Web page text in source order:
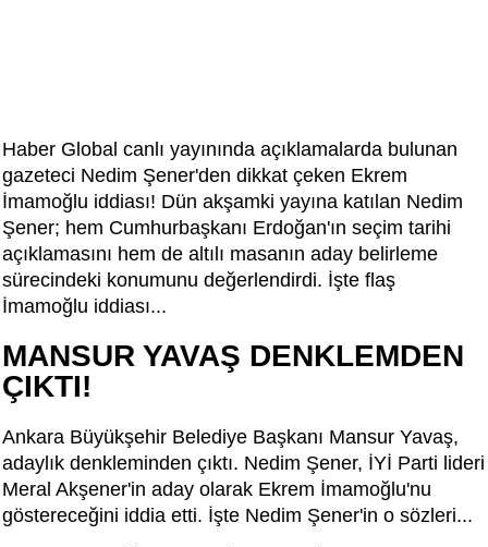
Haber Global canlı yayınında açıklamalarda bulunan
gazeteci Nedim Şener'den dikkat çeken Ekrem
İmamoğlu iddiası! Dün akşamki yayına katılan Nedim
Şener; hem Cumhurbaşkanı Erdoğan'ın seçim tarihi
açıklamasını hem de altılı masanın aday belirleme
sürecindeki konumunu değerlendirdi. İşte flaş
İmamoğlu iddiası...
MANSUR YAVAŞ DENKLEMDEN
ÇIKTI!
Ankara Büyükşehir Belediye Başkanı Mansur Yavaş,
adaylık denkleminden çıktı. Nedim Şener, İYİ Parti lideri
Meral Akşener'in aday olarak Ekrem İmamoğlu'nu
göstereceğini iddia etti. İşte Nedim Şener'in o sözleri...